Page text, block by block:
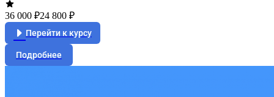
36 000 ₽24 800 ₽
Перейти к курсу
Подробнее